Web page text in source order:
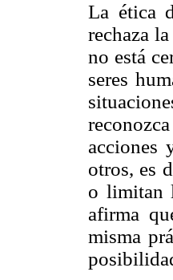
La ética
rechaza
no está
seres
acciones
otros, es
o limitan
afirma
misma